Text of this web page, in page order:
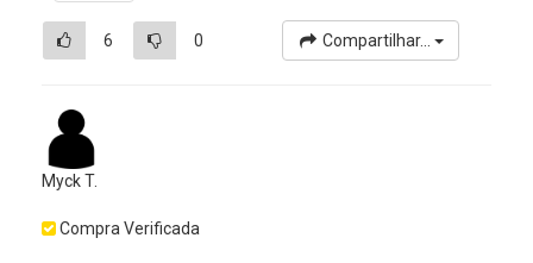
6 0 Compartilhar...
Myck T.
Compra Verificada